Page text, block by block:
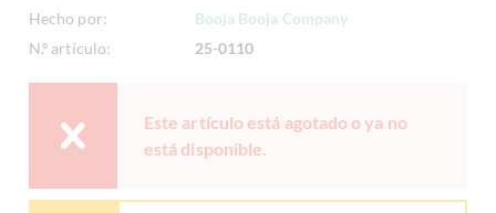
Hecho por:
Booja Booja Company
N.º artículo:
25-0110
Este artículo está agotado o ya no
está disponible.